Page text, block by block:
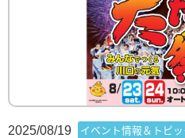
2025/08/19 イベント情報＆トピッ